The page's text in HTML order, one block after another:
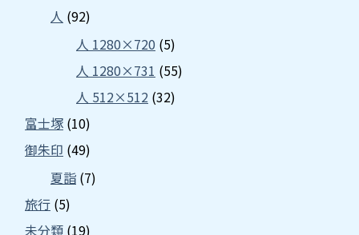
人 (92)
人 1280×720 (5)
人 1280×731 (55)
人 512×512 (32)
富士塚 (10)
御朱印 (49)
夏詣 (7)
旅行 (5)
未分類 (19)